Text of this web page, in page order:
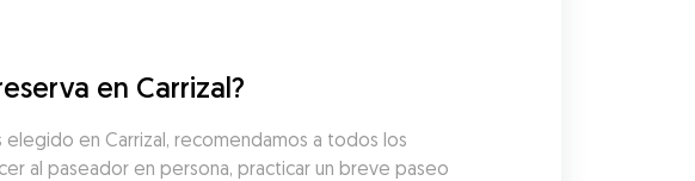
en Carrizal?
en Carrizal, recomendamos a todos los
al paseador en persona, practicar un breve paseo